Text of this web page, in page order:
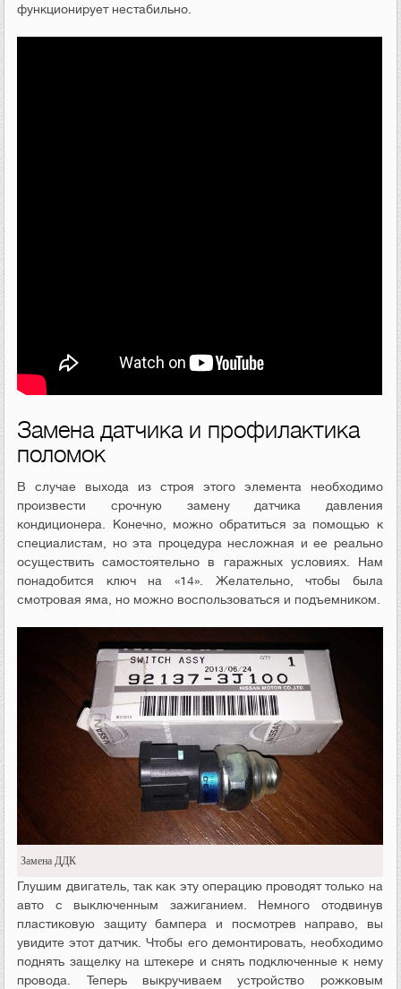
функционирует нестабильно.
Замена датчика и профилактика
поломок
В случае выхода из строя этого элемента необходимо
произвести срочную замену датчика давления
кондиционера. Конечно, можно обратиться за помощью к
специалистам, но эта процедура несложная и ее реально
осуществить самостоятельно в гаражных условиях. Нам
понадобится ключ на «14». Желательно, чтобы была
смотровая яма, но можно воспользоваться и подъемником.
Замена ДДК
Глушим двигатель, так как эту операцию проводят только на
авто с выключенным зажиганием. Немного отодвинув
пластиковую защиту бампера и посмотрев направо, вы
увидите этот датчик. Чтобы его демонтировать, необходимо
поднять защелку на штекере и снять подключенные к нему
провода. Теперь выкручиваем устройство рожковым